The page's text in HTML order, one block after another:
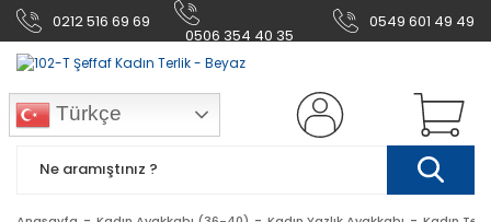
0212 516 69 69
0506 354 40 35
0549 601 49 49
Türkçe